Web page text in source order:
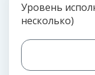
Уровень
несколько)